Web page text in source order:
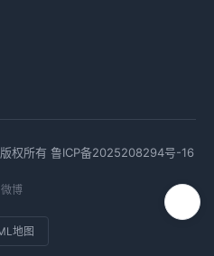
权所有 鲁ICP备2025208294号-16
微博
地图